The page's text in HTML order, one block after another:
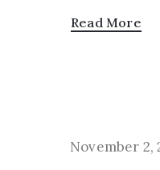
Read More
November 2,